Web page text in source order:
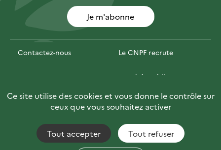
Je m'abonne
Contactez-nous Le CNPF recrute
Espace presse Marchés publics
Photofor Briefly in English
Accessibilité : non conforme
Fils RSS
Ce site utilise des cookies et vous donne le contrôle sur
ceux que vous souhaitez activer
Tout accepter Tout refuser